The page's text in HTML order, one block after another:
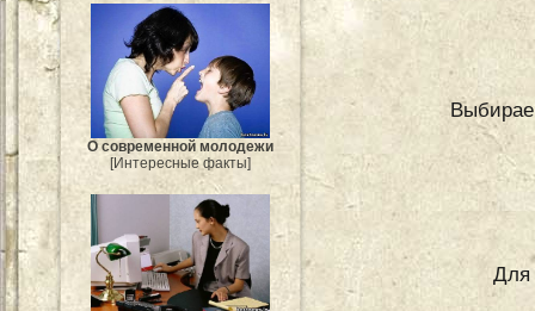
О современной молодежи
[Интересные факты]
Для